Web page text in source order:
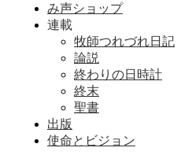
み声ショップ
連載
牧師つれづれ日記
論説
終わりの日時計
終末
聖書
出版
使命とビジョン